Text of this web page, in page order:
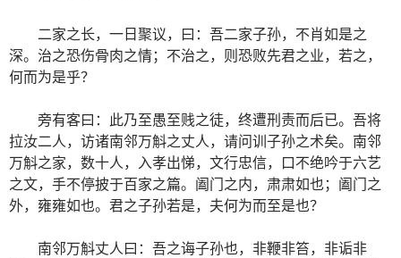
二家之长，一日聚议，曰：吾二家子孙，不肖如是之
深。治之恐伤骨肉之情；不治之，则恐败先君之业，若之，
何而为是乎？
旁有客曰：此乃至愚至贱之徒，终遭刑责而后已。吾将
拉汝二人，访诸南邻万斛之丈人，请问训子孙之术矣。南邻
万斛之家，数十人，入孝出悌，文行忠信，口不绝吟于六艺
之文，手不停披于百家之篇。阖门之内，肃肃如也；阖门之
外，雍雍如也。君之子孙若是，夫何为而至是也？
南邻万斛丈人曰：吾之诲子孙也，非鞭非笞，非诟非